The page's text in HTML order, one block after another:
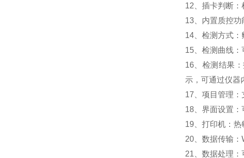
12、插卡判断：
13、内置质控
14、检测方式：
15、检测曲线：
16、检测结果
示，可通过仪器
17、项目管理
18、界面设置
19、打印机：热
20、数据传输：
21、数据处理